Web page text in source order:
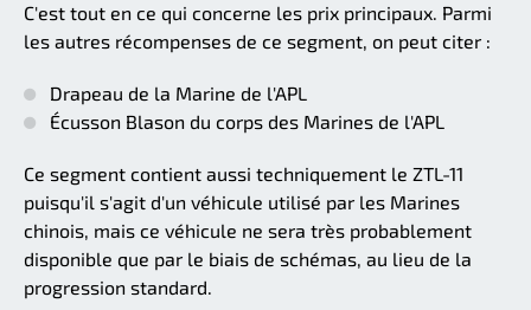
C'est tout en ce qui concerne les prix principaux. Parmi
les autres récompenses de ce segment, on peut citer :
Drapeau de la Marine de l'APL
Écusson Blason du corps des Marines de l'APL
Ce segment contient aussi techniquement le ZTL-11
puisqu'il s'agit d'un véhicule utilisé par les Marines
chinois, mais ce véhicule ne sera très probablement
disponible que par le biais de schémas, au lieu de la
progression standard.